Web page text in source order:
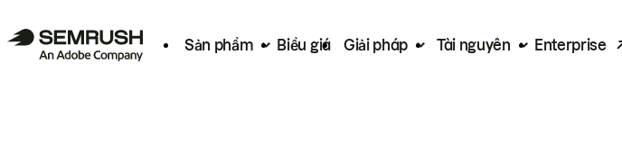
Sản phẩm Biểu giá Giải pháp Tài nguyên Enterprise